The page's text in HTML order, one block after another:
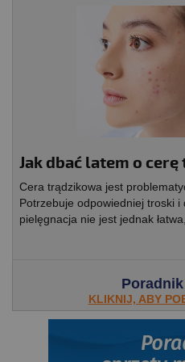
Jak dbać latem o
Cera trądzikowa jest
Potrzebuje odpowiedniej troski i
pielęgnacja nie jest jednak
KLIKNIJ, ABY